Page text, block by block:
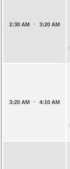
2:30 AM - 3:20 AM
3:20 AM - 4:10 AM